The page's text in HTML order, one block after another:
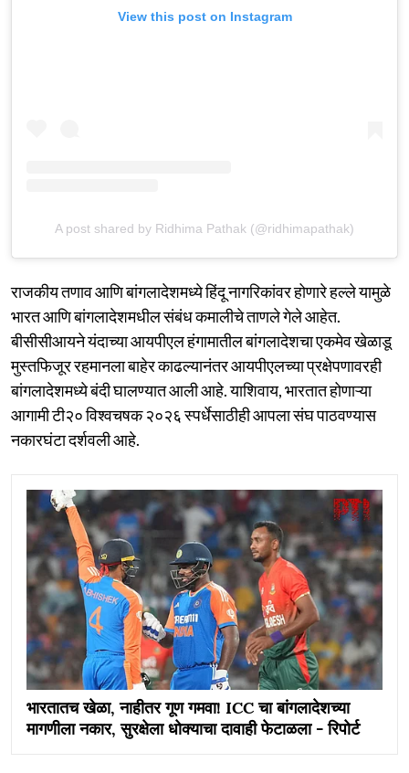
View this post on Instagram
A post shared by Ridhima Pathak (@ridhimapathak)
राजकीय तणाव आणि बांगलादेशमध्ये हिंदू नागरिकांवर होणारे हल्ले यामुळे
भारत आणि बांगलादेशमधील संबंध कमालीचे ताणले गेले आहेत.
बीसीसीआयने यंदाच्या आयपीएल हंगामातील बांगलादेशचा एकमेव खेळाडू
मुस्तफिजूर रहमानला बाहेर काढल्यानंतर आयपीएलच्या प्रक्षेपणावरही
बांगलादेशमध्ये बंदी घालण्यात आली आहे. याशिवाय, भारतात होणाऱ्या
आगामी टी२० विश्वचषक २०२६ स्पर्धेसाठीही आपला संघ पाठवण्यास
नकारघंटा दर्शवली आहे.
भारतातच खेळा, नाहीतर गूण गमवा! ICC चा बांगलादेशच्या
मागणीला नकार, सुरक्षेला धोक्याचा दावाही फेटाळला - रिपोर्ट